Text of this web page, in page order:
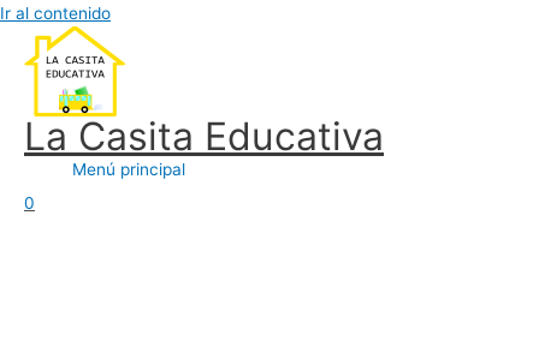
Ir al contenido
La Casita Educativa
Menú principal
0